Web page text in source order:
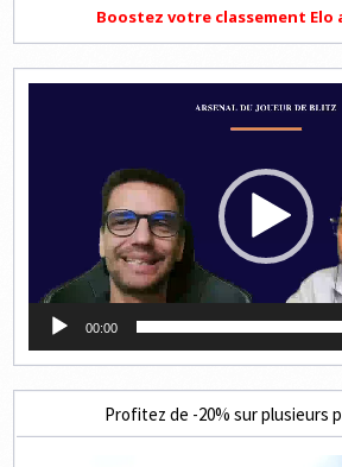
Boostez votre classement Elo
00:00
Profitez de -20% sur plusieurs